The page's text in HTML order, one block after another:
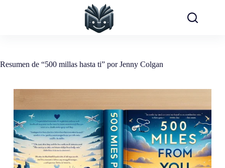
Resumen de “500 millas hasta ti” por Jenny Colgan